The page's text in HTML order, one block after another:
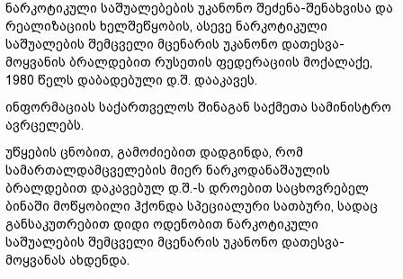
ნარკოტიკული საშუალებების უკანონო შეძენა-შენახვისა და
რეალიზაციის ხელშეწყობის, ასევე ნარკოტიკული
საშუალების შემცველი მცენარის უკანონო დათესვა-
მოყვანის ბრალდებით რუსეთის ფედერაციის მოქალაქე,
1980 წელს დაბადებული დ.შ. დააკავეს.
ინფორმაციას საქართველოს შინაგან საქმეთა სამინისტრო
ავრცელებს.
უწყების ცნობით, გამოძიებით დადგინდა, რომ
სამართალდამცველების მიერ ნარკოდანაშაულის
ბრალდებით დაკავებულ დ.შ.-ს დროებით საცხოვრებელ
ბინაში მოწყობილი ჰქონდა სპეციალური სათბური, სადაც
განსაკუთრებით დიდი ოდენობით ნარკოტიკული
საშუალების შემცველი მცენარის უკანონო დათესვა-
მოყვანას ახდენდა.